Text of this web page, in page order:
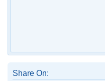
Share On: